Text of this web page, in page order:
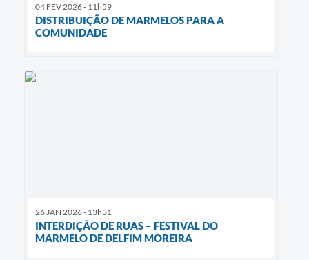
04 FEV 2026 - 11h59
DISTRIBUIÇÃO DE MARMELOS PARA A
COMUNIDADE
26 JAN 2026 - 13h31
INTERDIÇÃO DE RUAS – FESTIVAL DO
MARMELO DE DELFIM MOREIRA